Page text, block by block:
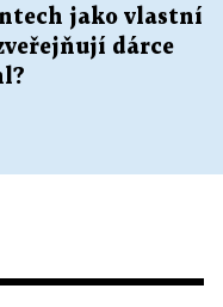
jako vlastní
dárce